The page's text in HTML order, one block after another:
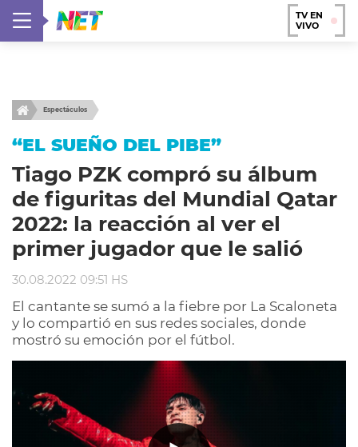
TV EN
VIVO
Espectáculos
“EL SUEÑO DEL PIBE”
Tiago PZK compró su álbum
de figuritas del Mundial Qatar
2022: la reacción al ver el
primer jugador que le salió
30.08.2022 09:51 HS
El cantante se sumó a la fiebre por La Scaloneta
y lo compartió en sus redes sociales, donde
mostró su emoción por el fútbol.